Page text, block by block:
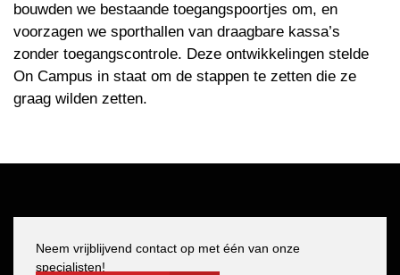
bouwden we bestaande toegangspoortjes om, en
voorzagen we sporthallen van draagbare kassa’s
zonder toegangscontrole. Deze ontwikkelingen stelde
On Campus in staat om de stappen te zetten die ze
graag wilden zetten.
Neem vrijblijvend contact op met één van onze
specialisten!